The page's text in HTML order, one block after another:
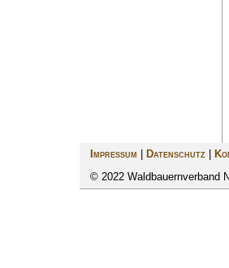
Impressum Datenschutz|
© 2022 Waldbauernverband